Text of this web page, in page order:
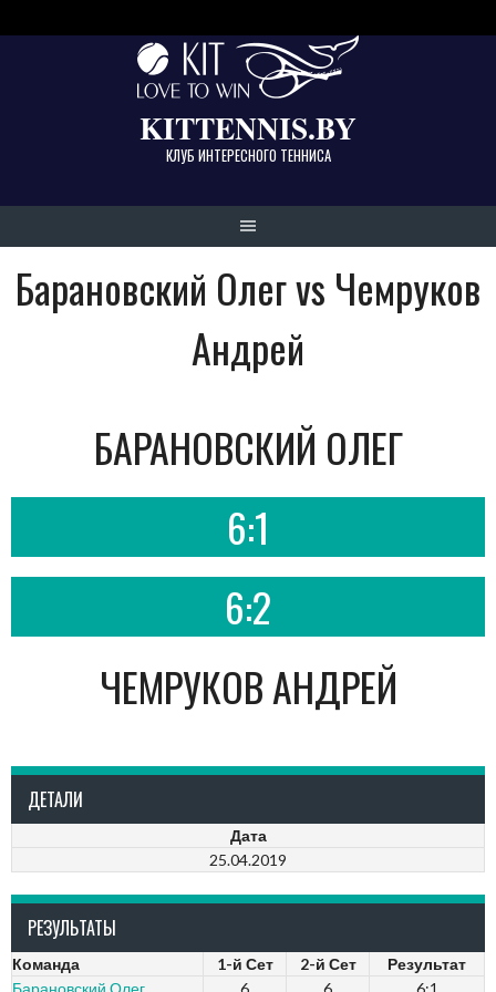
KITTENNIS.BY
КЛУБ ИНТЕРЕСНОГО ТЕННИСА
Барановский Олег vs Чемруков
Андрей
БАРАНОВСКИЙ ОЛЕГ
6:1
6:2
ЧЕМРУКОВ АНДРЕЙ
ДЕТАЛИ
Дата
25.04.2019
РЕЗУЛЬТАТЫ
Команда 1-й Сет 2-й Сет
Результат
Барановский Олег
6 6 6:1